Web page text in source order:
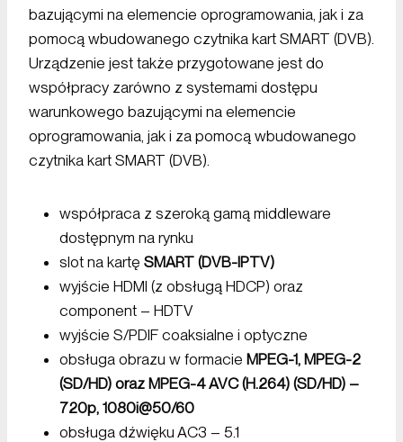
bazującymi na elemencie oprogramowania, jak i za
pomocą wbudowanego czytnika kart SMART (DVB).
Urządzenie jest także przygotowane jest do
współpracy zarówno z systemami dostępu
warunkowego bazującymi na elemencie
oprogramowania, jak i za pomocą wbudowanego
czytnika kart SMART (DVB).
współpraca z szeroką gamą middleware
dostępnym na rynku
slot na kartę SMART (DVB-IPTV)
wyjście HDMI (z obsługą HDCP) oraz
component – HDTV
wyjście S/PDIF coaksialne i optyczne
obsługa obrazu w formacie MPEG-1, MPEG-2
(SD/HD) oraz MPEG-4 AVC (H.264) (SD/HD) –
720p, 1080i@50/60
obsługa dźwięku AC3 – 5.1